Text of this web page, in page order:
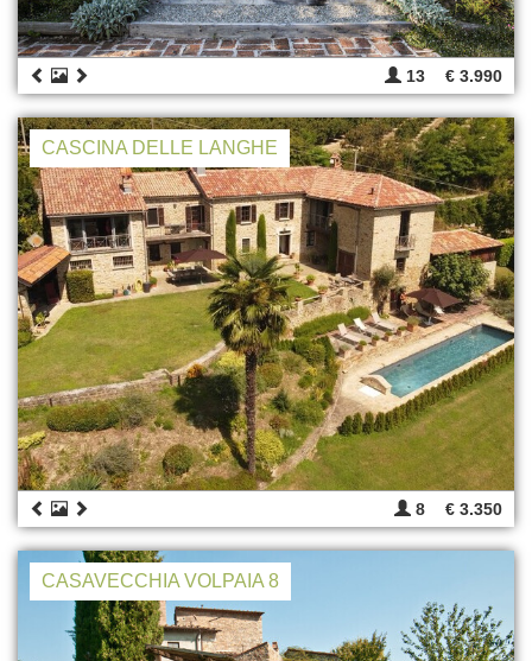
13 € 3.990
CASCINA DELLE LANGHE
8 € 3.350
CASAVECCHIA VOLPAIA 8